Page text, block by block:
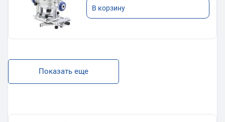
В корзину
Показать еще